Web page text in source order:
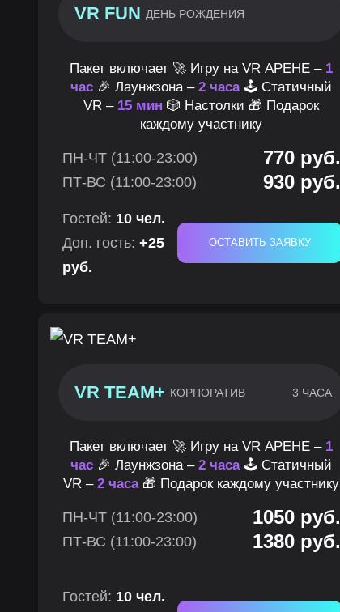
VR FUN ДЕНЬ РОЖДЕНИЯ
Пакет включает 🚀 Игру на VR АРЕНЕ – 1
час 🎉 Лаунжзона –2 часа🕹 Статичный
VR – 15 мин 🎲 Настолки 🎁 Подарок
каждому участнику
ПН-ЧТ (11:00-23:00) 770 руб.
ПТ-ВС (11:00-23:00) 930 руб.
Гостей: 10 чел.
Доп. гость: +25
руб.
ОСТАВИТЬ ЗАЯВКУ
VR TEAM+ КОРПОРАТИВ 3 ЧАСА
Пакет включает 🚀 Игру на VR АРЕНЕ – 1
час 🎉 Лаунжзона –2 часа🕹 Статичный
VR –2 часа🎁 Подарок каждому участнику
ПН-ЧТ (11:00-23:00) 1050 руб.
ПТ-ВС (11:00-23:00) 1380 руб.
Гостей: 10 чел.